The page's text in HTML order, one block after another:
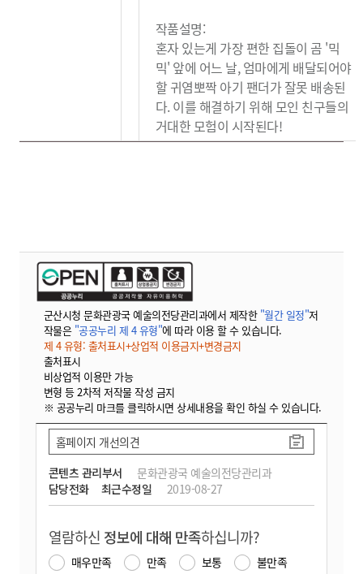
작품설명:
혼자 있는게 가장 편한 집돌이 곰 '믹
믹' 앞에 어느 날, 엄마에게 배달되어야
할 귀염뽀짝 아기 팬더가 잘못 배송된
다. 이를 해결하기 위해 모인 친구들의
거대한 모험이 시작된다!
군산시청 문화관광국 예술의전당관리과에서 제작한 "월간 일정"저
작물은 "공공누리 제 4 유형"에 따라 이용 할 수 있습니다.
제 4 유형: 출처표시+상업적 이용금지+변경금지
출처표시
비상업적 이용만 가능
변형 등 2차적 저작물 작성 금지
※ 공공누리 마크를 클릭하시면 상세내용을 확인 하실 수 있습니다.
콘텐츠 관리부서
문화관광국 예술의전당관리과
담당전화
최근수정일 2019-08-27
홈페이지 개선의견
열람하신 정보에 대해 만족하십니까?
매우만족 만족 보통
불만족